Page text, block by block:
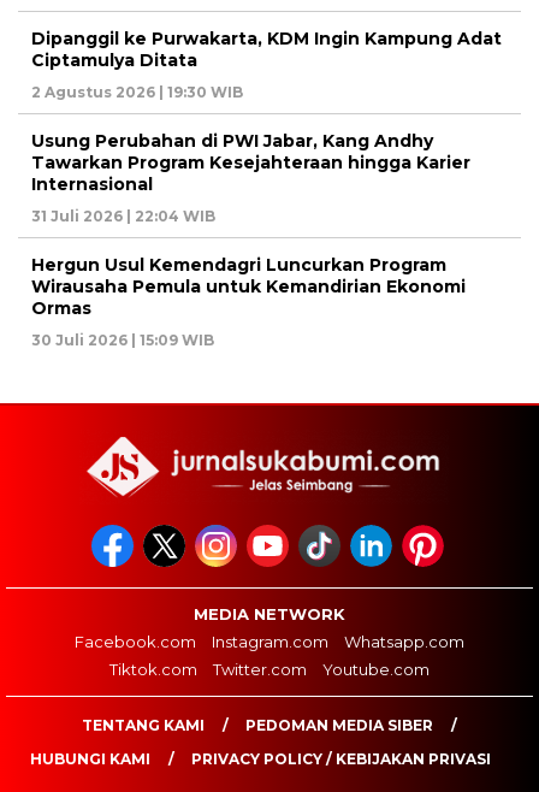
Dipanggil ke Purwakarta, KDM Ingin Kampung Adat
Ciptamulya Ditata
2 Agustus 2026 | 19:30 WIB
Usung Perubahan di PWI Jabar, Kang Andhy
Tawarkan Program Kesejahteraan hingga Karier
Internasional
31 Juli 2026 | 22:04 WIB
Hergun Usul Kemendagri Luncurkan Program
Wirausaha Pemula untuk Kemandirian Ekonomi
Ormas
30 Juli 2026 | 15:09 WIB
MEDIA NETWORK
Facebook.com
Instagram.com
Whatsapp.com
Tiktok.com
Twitter.com Youtube.com
TENTANG KAMI
PEDOMAN MEDIA SIBER
HUBUNGI KAMI
PRIVACY POLICY / KEBIJAKAN PRIVASI